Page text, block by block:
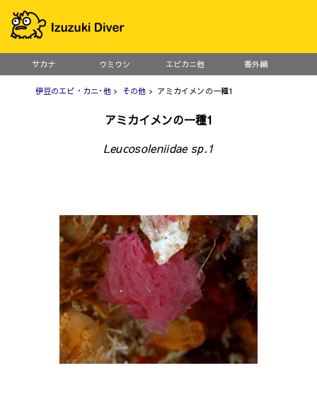
サカナ ウミウシ エビカニ他 番外編
伊豆のエビ・カニ･他> その他 > アミカイメンの一種1
アミカイメンの一種1
Leucosoleniidae sp.1